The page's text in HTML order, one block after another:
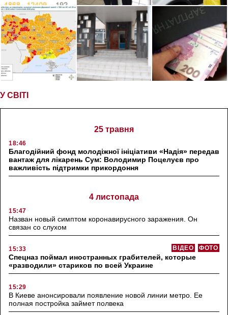
У СВІТІ
25 травня
18:46
Благодійний фонд молодіжної ініціативи «Надія» передав
вантаж для лікарень Сум: Володимир Поцелуєв про
важливість підтримки прикордоння
4 листопада
15:47
Назван новый симптом коронавирусного заражения. Он
связан со слухом
15:33 ФОТО
ВІДЕО
Спецназ поймал иностранных грабителей, которые
«разводили» стариков по всей Украине
15:29
В Киеве анонсировали появление новой линии метро. Ее
полная постройка займет полвека